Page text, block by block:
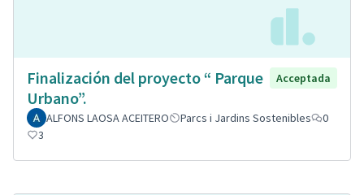
Finalización del proyecto “ Parque
Urbano”.
Acceptada
ALFONS LAOSA ACEITERO Parcs i Jardins Sostenibles
0
3